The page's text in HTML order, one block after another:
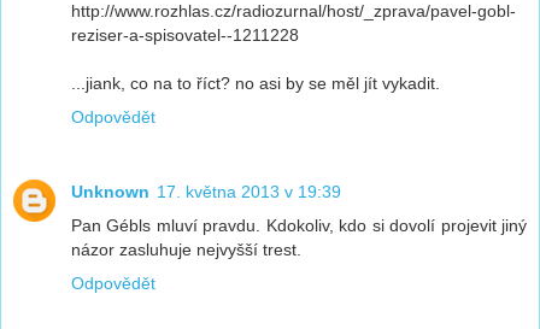
http://www.rozhlas.cz/radiozurnal/host/_zprava/pavel-gobl-
reziser-a-spisovatel--1211228
...jiank, co na to říct? no asi by se měl jít vykadit.
Odpovědět
Unknown 17. května 2013 v 19:39
Pan Gébls mluví pravdu. Kdokoliv, kdo si dovolí projevit jiný
názor zasluhuje nejvyšší trest.
Odpovědět